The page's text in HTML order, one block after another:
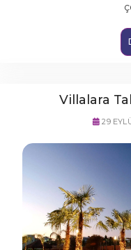
Villalara
29